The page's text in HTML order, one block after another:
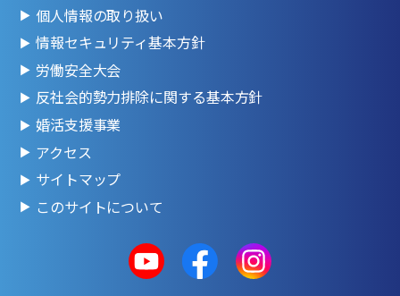
個人情報の取り扱い
情報セキュリティ基本方針
労働安全大会
反社会的勢力排除に関する基本方針
婚活支援事業
アクセス
サイトマップ
このサイトについて